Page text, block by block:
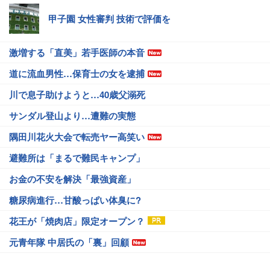
甲子園 女性審判 技術で評価を
激増する「直美」若手医師の本音
道に流血男性…保育士の女を逮捕
川で息子助けようと…40歳父溺死
サンダル登山より…遭難の実態
隅田川花火大会で転売ヤー高笑い
避難所は「まるで難民キャンプ」
お金の不安を解決「最強資産」
糖尿病進行…甘酸っぱい体臭に?
花王が「焼肉店」限定オープン？
元青年隊 中居氏の「裏」回顧